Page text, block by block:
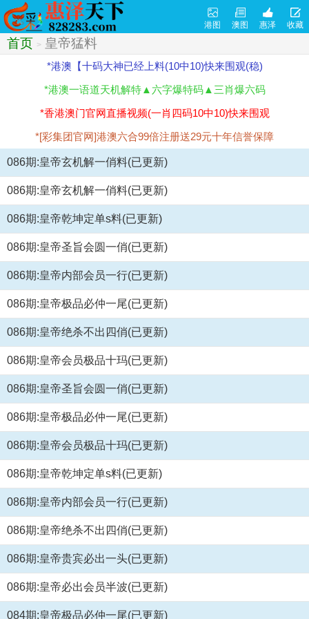
港图 澳图 惠泽 收藏
首页 > 皇帝猛料
*港澳【十码大神已经上料(10中10)快来围观(稳)
*港澳一语道天机解特▲六字爆特码▲三肖爆六码
*香港澳门官网直播视频(一肖四码10中10)快来围观
*[彩集团官网]港澳六合99倍注册送29元十年信誉保障
086期:皇帝玄机解一俏料(已更新)
086期:皇帝玄机解一俏料(已更新)
086期:皇帝乾坤定单s料(已更新)
086期:皇帝圣旨会圆一俏(已更新)
086期:皇帝内部会员一行(已更新)
086期:皇帝极品必仲一尾(已更新)
086期:皇帝绝杀不出四俏(已更新)
086期:皇帝会员极品十玛(已更新)
086期:皇帝圣旨会圆一俏(已更新)
086期:皇帝极品必仲一尾(已更新)
086期:皇帝会员极品十玛(已更新)
086期:皇帝乾坤定单s料(已更新)
086期:皇帝内部会员一行(已更新)
086期:皇帝绝杀不出四俏(已更新)
086期:皇帝贵宾必出一头(已更新)
086期:皇帝必出会员半波(已更新)
084期:皇帝极品必仲一尾(已更新)